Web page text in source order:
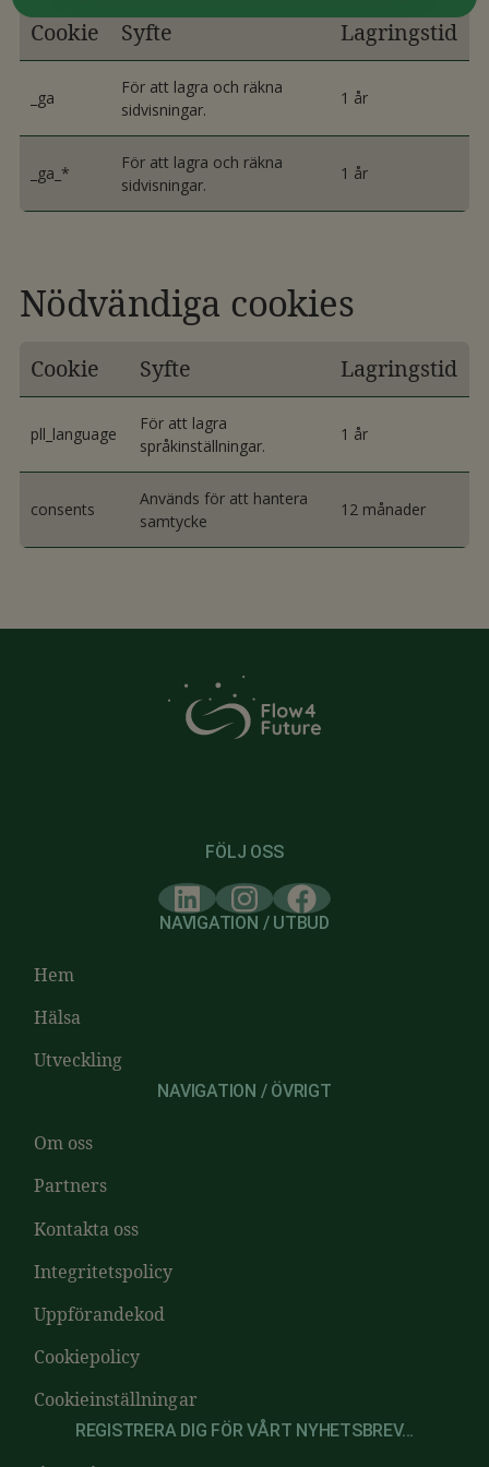
Cookie Syfte Lagringstid
_ga
För att lagra och räkna
sidvisningar.
1 år
_ga_*
För att lagra och räkna
sidvisningar.
1 år
Nödvändiga cookies
Cookie Syfte Lagringstid
pll_language
För att lagra
språkinställningar.
1 år
consents
Används för att hantera
samtycke
12 månader
FÖLJ OSS
NAVIGATION / UTBUD
Hem
Hälsa
Utveckling
NAVIGATION / ÖVRIGT
Om oss
Partners
Kontakta oss
Integritetspolicy
Uppförandekod
Cookiepolicy
Cookieinställningar
REGISTRERA DIG FÖR VÅRT NYHETSBREV...